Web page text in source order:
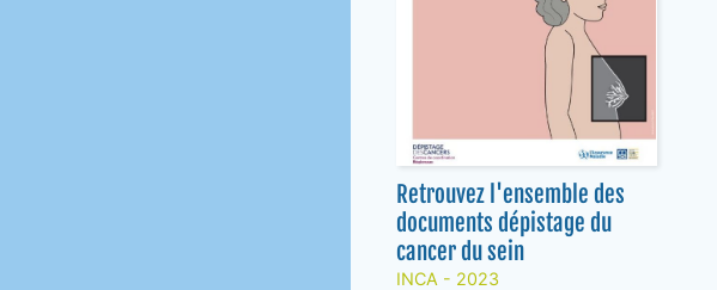
Retrouvez l'ensemble des
documents dépistage du
cancer du sein
INCA - 2023